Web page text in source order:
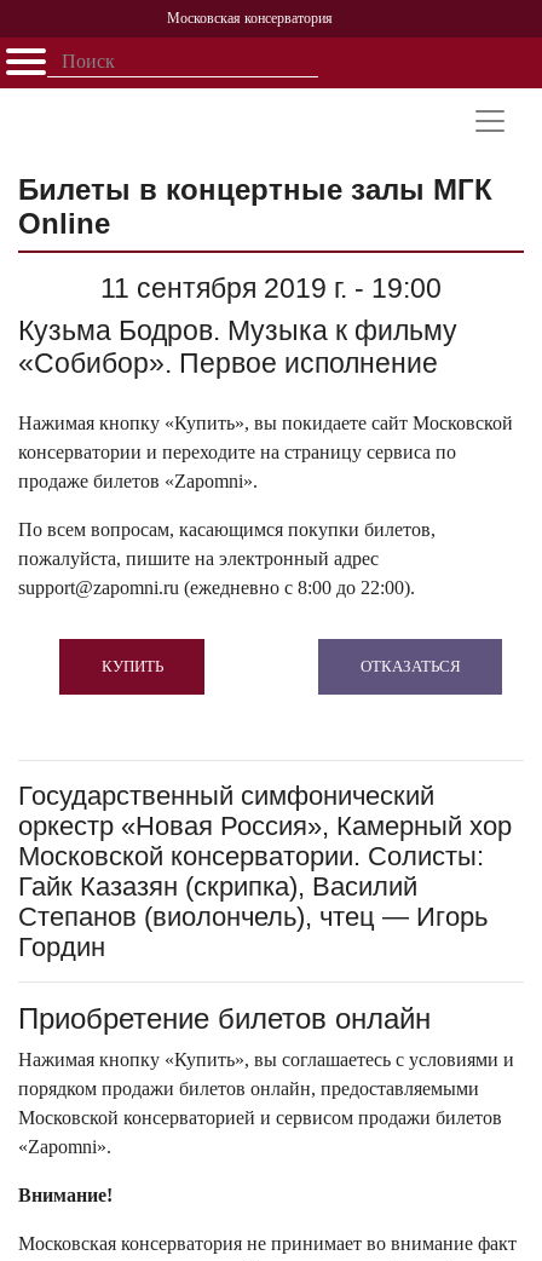
Московская консерватория
Открыть - закрыть
Персоналии
История
Билеты в концертные залы МГК
Online
11 сентября 2019 г. - 19:00
Кузьма Бодров. Музыка к фильму
«Собибор». Первое исполнение
Нажимая кнопку «Купить», вы покидаете сайт Московской
консерватории и переходите на страницу сервиса по
продаже билетов «Zapomni».
По всем вопросам, касающимся покупки билетов,
пожалуйста, пишите на электронный адрес
support@zapomni.ru (ежедневно с 8:00 до 22:00).
КУПИТЬ ОТКАЗАТЬСЯ
Государственный симфонический
оркестр «Новая Россия», Камерный хор
Московской консерватории. Солисты:
Гайк Казазян (скрипка), Василий
Степанов (виолончель), чтец — Игорь
Гордин
Приобретение билетов онлайн
Нажимая кнопку «Купить», вы соглашаетесь с условиями и
порядком продажи билетов онлайн, предоставляемыми
Московской консерваторией и сервисом продажи билетов
«Zapomni».
Внимание!
Московская консерватория не принимает во внимание факт